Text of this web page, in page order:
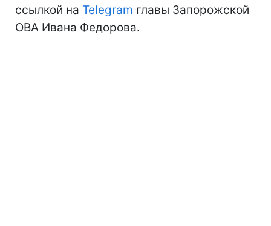
ссылкой на Telegram главы Запорожской
ОВА Ивана Федорова.